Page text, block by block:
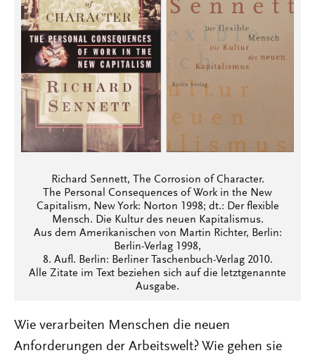
Richard Sennett, The Corrosion of Character.
The Personal Consequences of Work in the New
Capitalism, New York: Norton 1998; dt.: Der flexible
Mensch. Die Kultur des neuen Kapitalismus.
Aus dem Amerikanischen von Martin Richter, Berlin:
Berlin-Verlag 1998,
8. Aufl. Berlin: Berliner Taschenbuch-Verlag 2010.
Alle Zitate im Text beziehen sich auf die letztgenannte
Ausgabe.
Wie verarbeiten Menschen die neuen
Anforderungen der Arbeitswelt? Wie gehen sie